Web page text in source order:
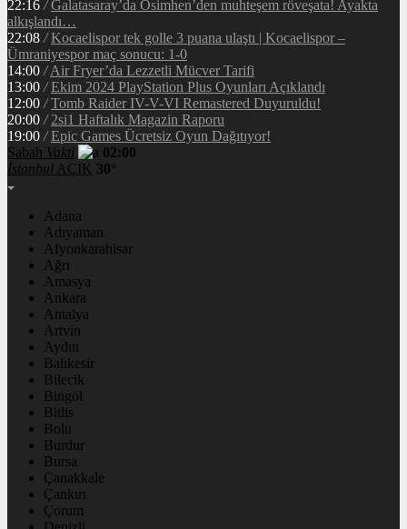
22:16 / Galatasaray’da Osimhen’den muhteşem röveşata! Ayakta
alkışlandı…
22:08 / Kocaelispor tek golle 3 puana ulaştı | Kocaelispor –
Ümraniyespor maç sonucu: 1-0
14:00 / Air Fryer’da Lezzetli Mücver Tarifi
13:00 / Ekim 2024 PlayStation Plus Oyunları Açıklandı
12:00 / Tomb Raider IV-V-VI Remastered Duyuruldu!
20:00 / 2si1 Haftalık Magazin Raporu
19:00 / Epic Games Ücretsiz Oyun Dağıtıyor!
Sabah Vakti
02:00
İstanbul AÇIK 30°
Adana
Adıyaman
Afyonkarahisar
Ağrı
Amasya
Ankara
Antalya
Artvin
Aydın
Balıkesir
Bilecik
Bingöl
Bitlis
Bolu
Burdur
Bursa
Çanakkale
Çankırı
Çorum